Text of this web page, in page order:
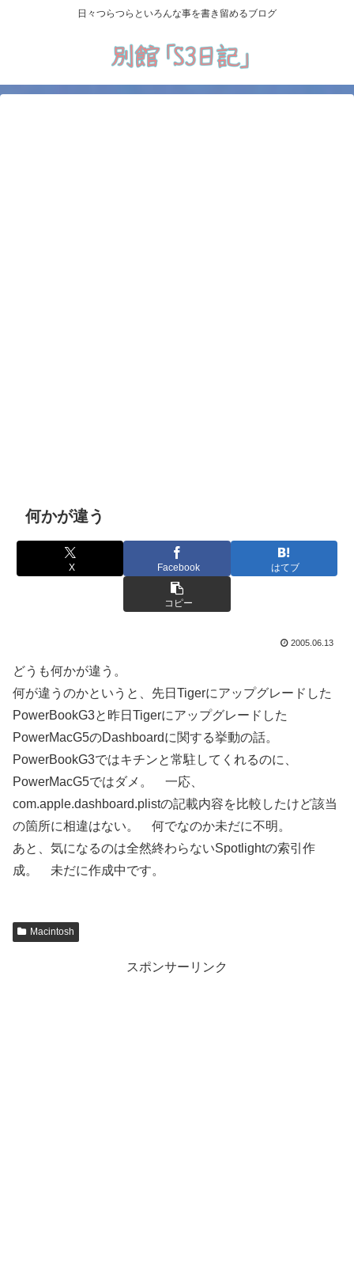
日々つらつらといろんな事を書き留めるブログ
何かが違う
X Facebook はてブ
コピー
2005.06.13
どうも何かが違う。
何が違うのかというと、先日Tigerにアップグレードした
PowerBookG3と昨日Tigerにアップグレードした
PowerMacG5のDashboardに関する挙動の話。
PowerBookG3ではキチンと常駐してくれるのに、
PowerMacG5ではダメ。 一応、
com.apple.dashboard.plistの記載内容を比較したけど該当
の箇所に相違はない。 何でなのか未だに不明。
あと、気になるのは全然終わらないSpotlightの索引作
成。 未だに作成中です。
Macintosh
スポンサーリンク